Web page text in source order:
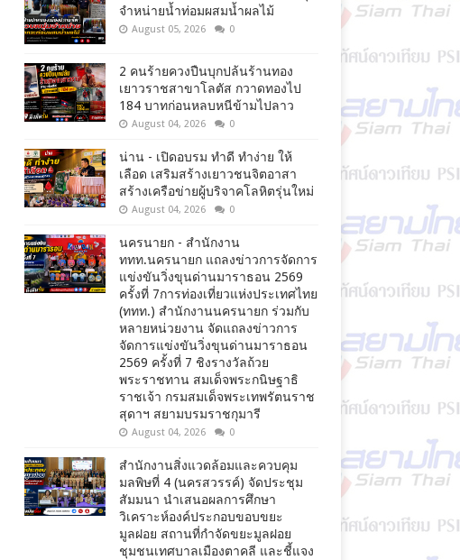
จำหน่ายน้ำท่อมผสมน้ำผลไม้
August 05, 2026 0
2 คนร้ายควงปืนบุกปล้นร้านทอง
เยาวราชสาขาโลตัส กวาดทองไป
184 บาทก่อนหลบหนีข้ามไปลาว
August 04, 2026 0
น่าน - เปิดอบรม ทำดี ทำง่าย ให้
เลือด เสริมสร้างเยาวชนจิตอาสา
สร้างเครือข่ายผู้บริจาคโลหิตรุ่นใหม่
August 04, 2026 0
นครนายก - สำนักงาน
ททท.นครนายก แถลงข่าวการจัดการ
แข่งขันวิ่งขุนด่านมาราธอน 2569
ครั้งที่ 7การท่องเที่ยวแห่งประเทศไทย
(ททท.) สำนักงานนครนายก ร่วมกับ
หลายหน่วยงาน จัดแถลงข่าวการ
จัดการแข่งขันวิ่งขุนด่านมาราธอน
2569 ครั้งที่ 7 ชิงรางวัลถ้วย
พระราชทาน สมเด็จพระกนิษฐาธิ
ราชเจ้า กรมสมเด็จพระเทพรัตนราช
สุดาฯ สยามบรมราชกุมารี
August 04, 2026 0
สำนักงานสิ่งแวดล้อมและควบคุม
มลพิษที่ 4 (นครสวรรค์) จัดประชุม
สัมมนา นำเสนอผลการศึกษา
วิเคราะห์องค์ประกอบขอบขยะ
มูลฝอย สถานที่กำจัดขยะมูลฝอย
ชุมชนเทศบาลเมืองตาคลี และชี้แจง